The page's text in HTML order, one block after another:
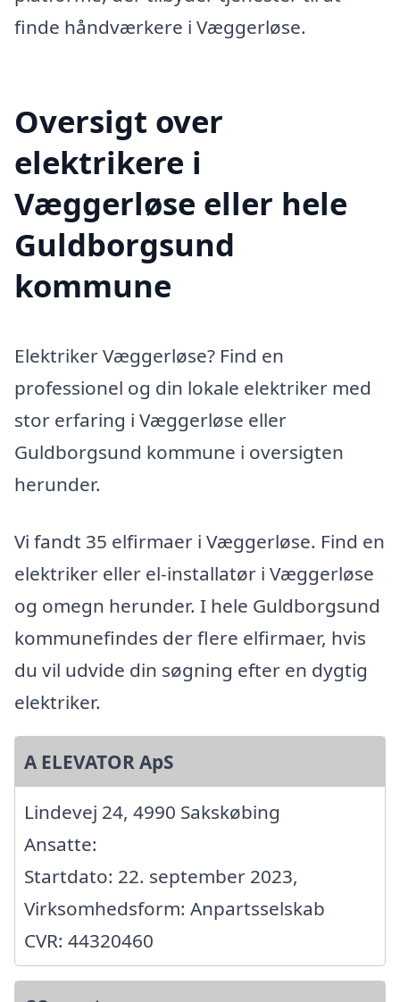
finde håndværkere i Væggerløse.
Oversigt over
elektrikere i
Væggerløse eller hele
Guldborgsund
kommune
Elektriker Væggerløse? Find en
professionel og din lokale elektriker med
stor erfaring i Væggerløse eller
Guldborgsund kommune i oversigten
herunder.
Vi fandt 35 elfirmaer i Væggerløse. Find en
elektriker eller el-installatør i Væggerløse
og omegn herunder. I hele Guldborgsund
kommunefindes der flere elfirmaer, hvis
du vil udvide din søgning efter en dygtig
elektriker.
A ELEVATOR ApS
Lindevej 24, 4990 Sakskøbing
Ansatte:
Startdato: 22. september 2023,
Virksomhedsform: Anpartsselskab
CVR: 44320460